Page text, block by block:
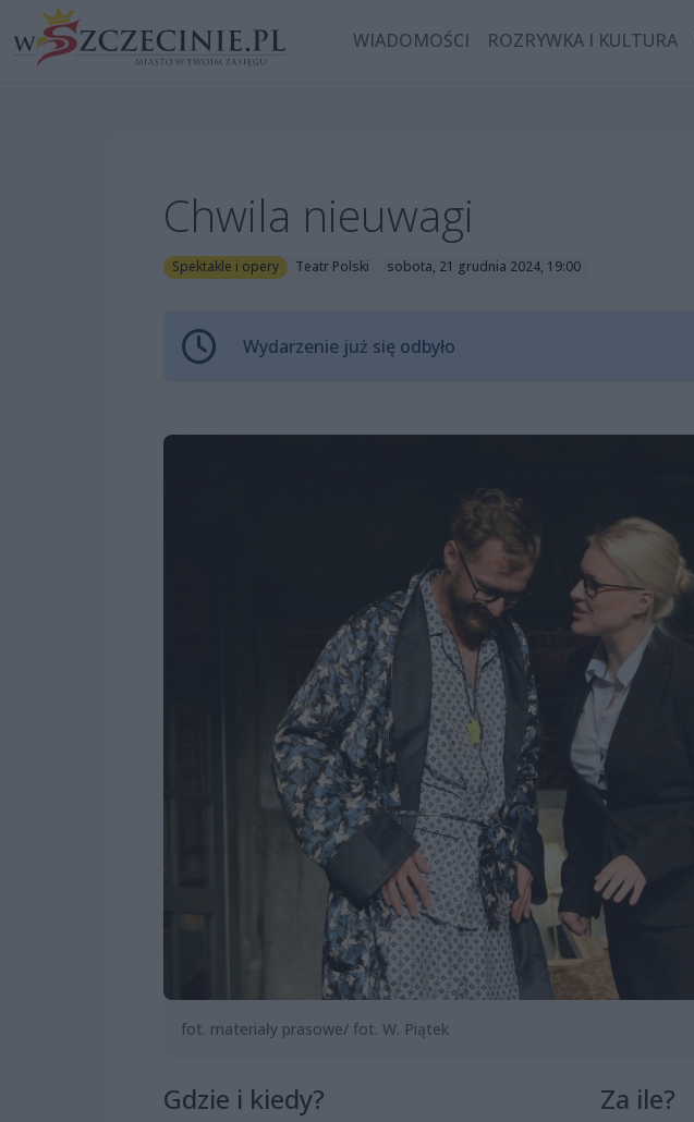
WIADOMOŚCI ROZRYWKA I KULTURA
Chwila nieuwagi
Spektakle i opery Teatr Polski sobota, 21 grudnia 2024, 19:00
Wydarzenie już się odbyło
fot. materiały prasowe/ fot. W. Piątek
Gdzie i kiedy? Za ile?